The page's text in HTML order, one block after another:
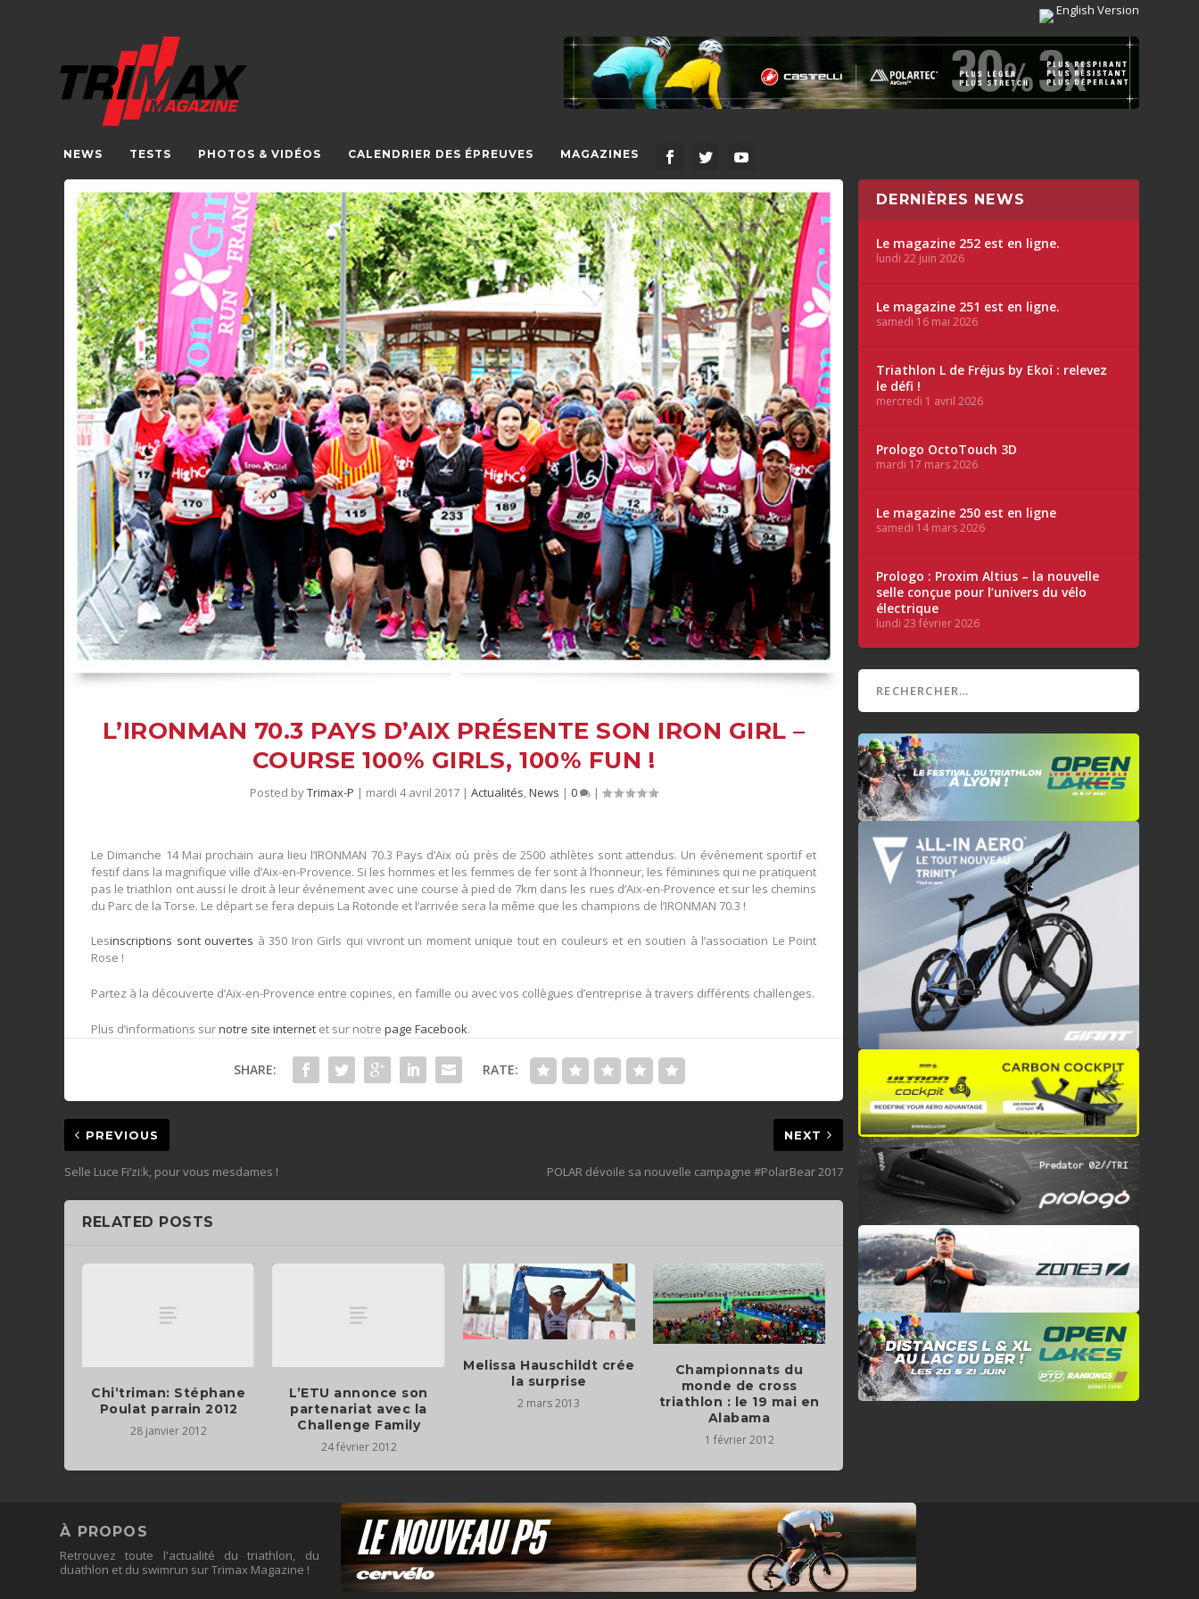
English Version
NEWS TESTS PHOTOS & VIDÉOS CALENDRIER DES ÉPREUVES MAGAZINES
L’IRONMAN 70.3 PAYS D’AIX PRÉSENTE SON IRON GIRL –
COURSE 100% GIRLS, 100% FUN !
Posted byTrimax-P | mardi 4 avril 2017 |Actualités,News |0 |
Le Dimanche 14 Mai prochain aura lieu l’IRONMAN 70.3 Pays d’Aix où près de 2500 athlètes sont attendus. Un événement sportif et
festif dans la magnifique ville d’Aix-en-Provence. Si les hommes et les femmes de fer sont à l’honneur, les féminines qui ne pratiquent
pas le triathlon ont aussi le droit à leur événement avec une course à pied de 7km dans les rues d’Aix-en-Provence et sur les chemins
du Parc de la Torse. Le départ se fera depuis La Rotonde et l’arrivée sera la même que les champions de l’IRONMAN 70.3 !
Lesinscriptions sont ouvertes à 350 Iron Girls qui vivront un moment unique tout en couleurs et en soutien à l’association Le Point
Rose !
Partez à la découverte d’Aix-en-Provence entre copines, en famille ou avec vos collègues d’entreprise à travers différents challenges.
Plus d’informations surnotre site internet et sur notrepage Facebook.
SHARE: RATE:
PREVIOUS
Selle Luce Fi’zi:k, pour vous mesdames !
NEXT
POLAR dévoile sa nouvelle campagne #PolarBear 2017
RELATED POSTS
Chi’triman: Stéphane
Poulat parrain 2012
28 janvier 2012
L’ETU annonce son
partenariat avec la
Challenge Family
24 février 2012
Melissa Hauschildt crée
la surprise
2 mars 2013
Championnats du
monde de cross
triathlon : le 19 mai en
Alabama
1 février 2012
DERNIÈRES NEWS
Le magazine 252 est en ligne.
lundi 22 juin 2026
Le magazine 251 est en ligne.
samedi 16 mai 2026
Triathlon L de Fréjus by Ekoï : relevez
le défi !
mercredi 1 avril 2026
Prologo OctoTouch 3D
mardi 17 mars 2026
Le magazine 250 est en ligne
samedi 14 mars 2026
Prologo : Proxim Altius – la nouvelle
selle conçue pour l’univers du vélo
électrique
lundi 23 février 2026
À PROPOS
Retrouvez toute l'actualité du triathlon, du
duathlon et du swimrun sur Trimax Magazine !